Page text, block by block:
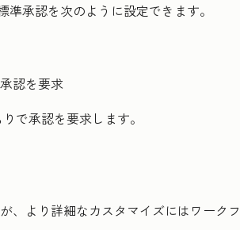
承認を次のように設定できます。
認を要求
で承認を要求します。
、より詳細なカスタマイズにはワークフ